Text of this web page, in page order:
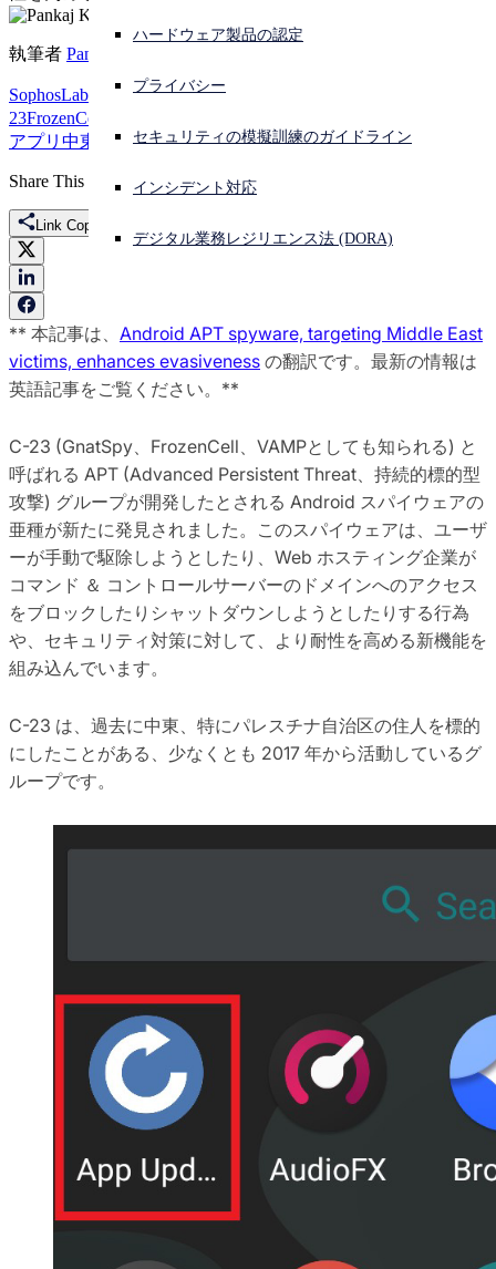
サイバー攻撃を受けている場合、連絡先はこちら
サインイン
Open search
日本語 Open language switcher
ハードウェア製品の認定
プライバシー
セキュリティの模擬訓練のガイドライン
インシデント対応
デジタル業務レジリエンス法 (DORA)
執筆者 Pankaj Kohli
SophosLabs UncutAndroid マルウェア
23FrozenCell
アプリ 中東 特集 脅威リサーチ
Share This
Link Copied
** 本記事は、 Android APT spyware, targeting Middle East
victims, enhances evasiveness の翻訳です。最新の情報は
英語記事をご覧ください。**
C-23 (GnatSpy、FrozenCell、VAMPとしても知られる) と
呼ばれる APT (Advanced Persistent Threat、持続的標的型
攻撃) グループが開発したとされる Android スパイウェアの
亜種が新たに発見されました。このスパイウェアは、ユーザ
ーが手動で駆除しようとしたり、Web ホスティング企業が
コマンド ＆ コントロールサーバーのドメインへのアクセス
をブロックしたりシャットダウンしようとしたりする行為
や、セキュリティ対策に対して、より耐性を高める新機能を
組み込んでいます。
C-23 は、過去に中東、特にパレスチナ自治区の住人を標的
にしたことがある、少なくとも 2017 年から活動しているグ
ループです。